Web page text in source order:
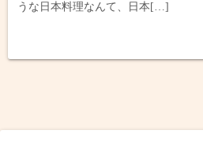
うな日本料理なんて、日本[…]